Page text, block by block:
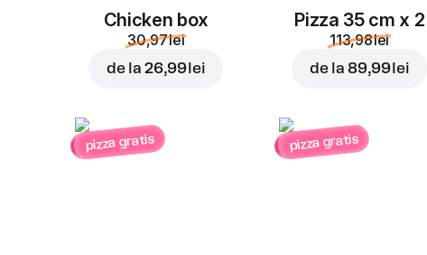
Chicken box
30,97 lei
de la26,99 lei
Pizza 35 cm x 2
113,98 lei
de la 89,99 lei
pizza gratis pizza gratis